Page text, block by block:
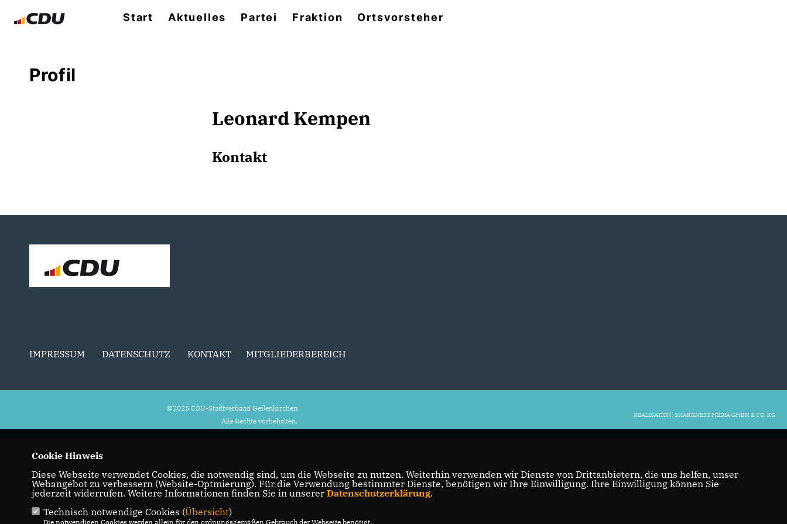
Start Aktuelles Partei Fraktion Ortsvorsteher
Profil
Leonard Kempen
Kontakt
IMPRESSUM DATENSCHUTZ KONTAKT MITGLIEDERBEREICH
@2026 CDU-Stadtverband Geilenkirchen
Alle Rechte vorbehalten.
REALISATION: SHARKNESS MEDIA GMBH & CO. KG
Cookie Hinweis
Diese Webseite verwendet Cookies, die notwendig sind, um die Webseite zu nutzen. Weiterhin verwenden wir Dienste von Drittanbietern, die uns helfen, unser
Webangebot zu verbessern (Website-Optmierung). Für die Verwendung bestimmter Dienste, benötigen wir Ihre Einwilligung. Ihre Einwilligung können Sie
jederzeit widerrufen. Weitere Informationen finden Sie in unserer Datenschutzerklärung.
Technisch notwendige Cookies (Übersicht)
Die notwendigen Cookies werden allein für den ordnungsgemäßen Gebrauch der Webseite benötigt.